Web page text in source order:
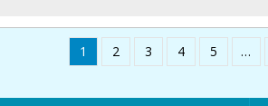
1 2 3 4 5 …